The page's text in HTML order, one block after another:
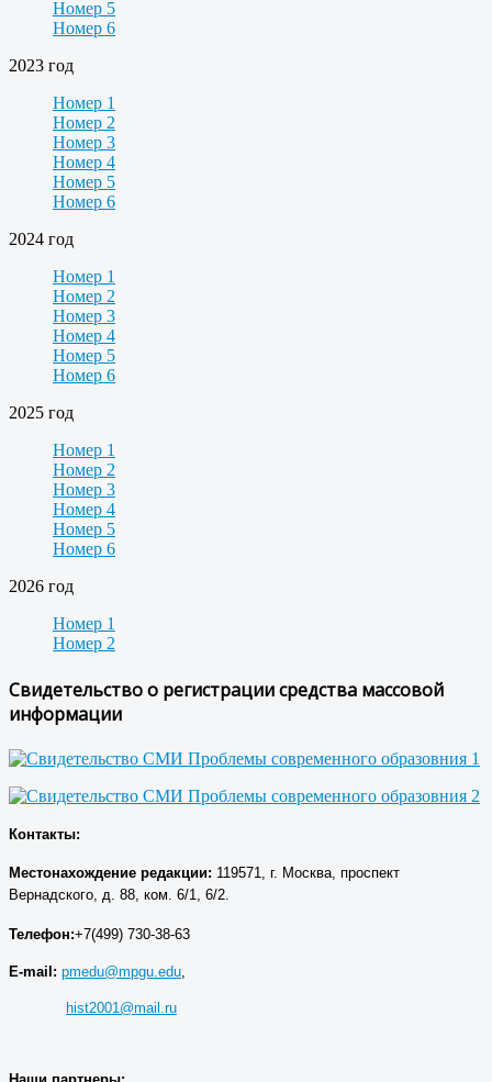
Номер 5
Номер 6
2023 год
Номер 1
Номер 2
Номер 3
Номер 4
Номер 5
Номер 6
2024 год
Номер 1
Номер 2
Номер 3
Номер 4
Номер 5
Номер 6
2025 год
Номер 1
Номер 2
Номер 3
Номер 4
Номер 5
Номер 6
2026 год
Номер 1
Номер 2
Свидетельство о регистрации средства массовой
информации
Контакты:
Местонахождение редакции: 119571, г. Москва, проспект
Вернадского, д. 88, ком. 6/1, 6/2.
Телефон:+7(499) 730-38-63
E-mail: pmedu@mpgu.edu
hist2001@mail.ru